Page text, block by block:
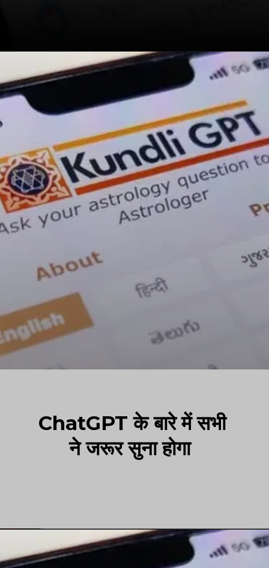
ChatGPT के बारे में सभी
ने जरूर सुना होगा